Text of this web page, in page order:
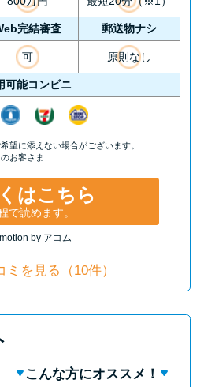
完結審査 郵送物ナシ
可 原則なし
可能コンビニ
に添えない場合がございます。
お客さま
はこちら
で読めます。
by アコム
ミを見る（10件）
こんな方にオススメ！